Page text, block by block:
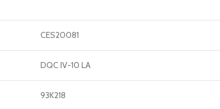
CES20081
DQC IV-10 LA
93K218